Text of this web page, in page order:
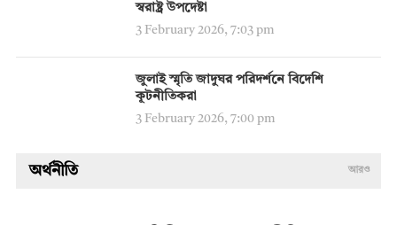
স্বরাষ্ট্র উপদেষ্টা
3 February 2026, 7:03 pm
জুলাই স্মৃতি জাদুঘর পরিদর্শনে বিদেশি
কূটনীতিকরা
3 February 2026, 7:00 pm
অর্থনীতি আরও